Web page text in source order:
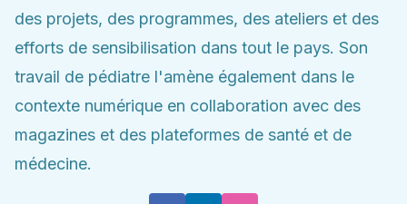
des projets, des programmes, des ateliers et des
efforts de sensibilisation dans tout le pays. Son
travail de pédiatre l'amène également dans le
contexte numérique en collaboration avec des
magazines et des plateformes de santé et de
médecine.